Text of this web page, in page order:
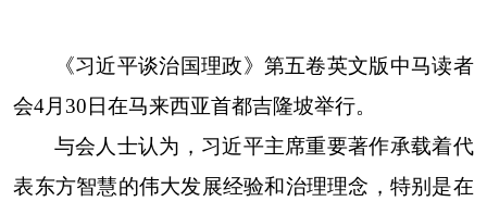
《习近平谈治国理政》第五卷英文版中马读者
会4月30日在马来西亚首都吉隆坡举行。
与会人士认为，习近平主席重要著作承载着代
表东方智慧的伟大发展经验和治理理念，特别是在